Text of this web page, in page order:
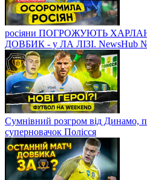
росіяни ПОГРОЖУЮТЬ
ДОВБИК - у ЛА ЛІЗІ. NewsHub
Сумнівний розгром від Динамо,
суперновачок Полісся